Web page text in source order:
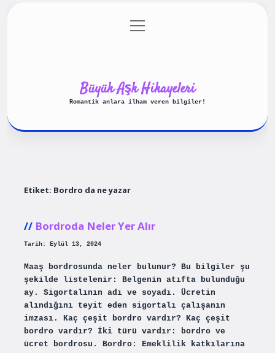
Gizlilik Politikası
menüyü
aç
Büyük Aşk Hikayeleri
Romantik anlara ilham veren bilgiler!
Etiket: Bordro da ne yazar
Bordroda Neler Yer Alır
Tarih: Eylül 13, 2024
Maaş bordrosunda neler bulunur? Bu bilgiler şu
şekilde listelenir: Belgenin atıfta bulunduğu
ay. Sigortalının adı ve soyadı. Ücretin
alındığını teyit eden sigortalı çalışanın
imzası. Kaç çeşit bordro vardır? Kaç çeşit
bordro vardır? İki türü vardır: bordro ve
ücret bordrosu. Bordro: Emeklilik katkılarına